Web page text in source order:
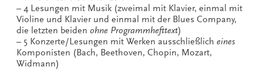
– 4 Lesungen mit Musik (zweimal mit Klavier, einmal mit
Violine und Klavier und einmal mit der Blues Company,
die letzten beiden ohne Programmhefttext)
– 5 Konzerte/Lesungen mit Werken ausschließlich eines
Komponisten (Bach, Beethoven, Chopin, Mozart,
Widmann)